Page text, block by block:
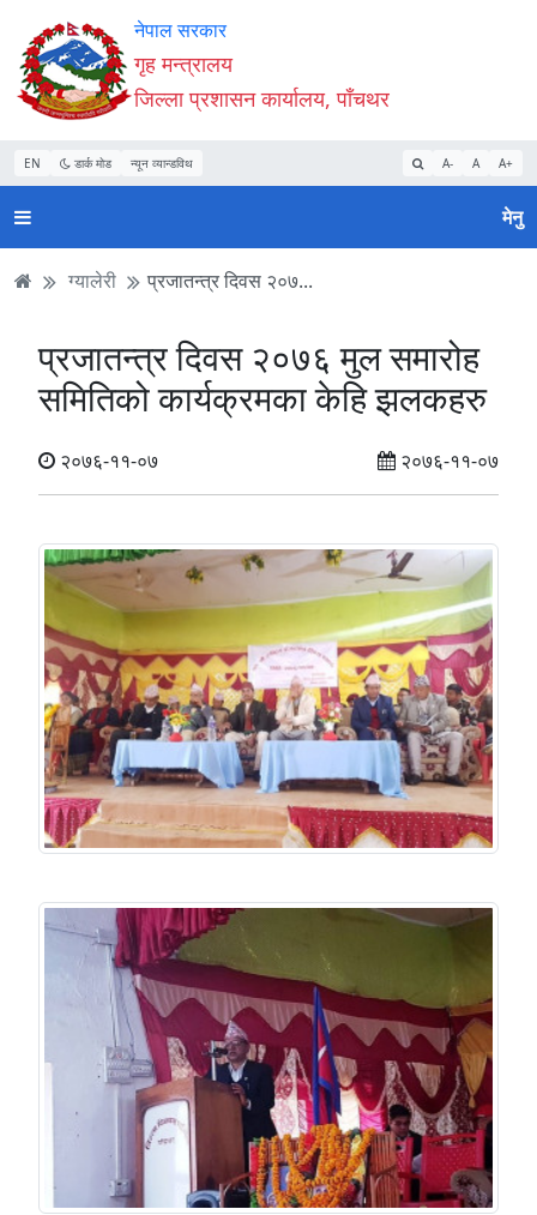
Accessibility
Mode
सुरु
गर्नुहोस्
सामाग्री
पढ्नुहाेस्
नेभिगेसन
पढ्नुहाेस्
वेबसाइट
खोजमा
जानुहोस्
नेपाल सरकार
गृह मन्त्रालय
जिल्ला प्रशासन कार्यालय, पाँचथर
EN डार्क मोड न्यून व्यान्डविथ A- A A+
मेनु
ग्यालेरी प्रजातन्त्र दिवस २०७...
प्रजातन्त्र दिवस २०७६ मुल समारोह
समितिको कार्यक्रमका केहि झलकहरु
२०७६-११-०७ २०७६-११-०७